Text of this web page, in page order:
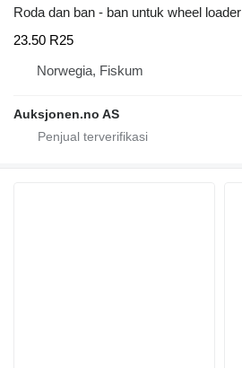
Roda dan ban - ban untuk wheel loader
23.50 R25
Norwegia, Fiskum
Auksjonen.no AS